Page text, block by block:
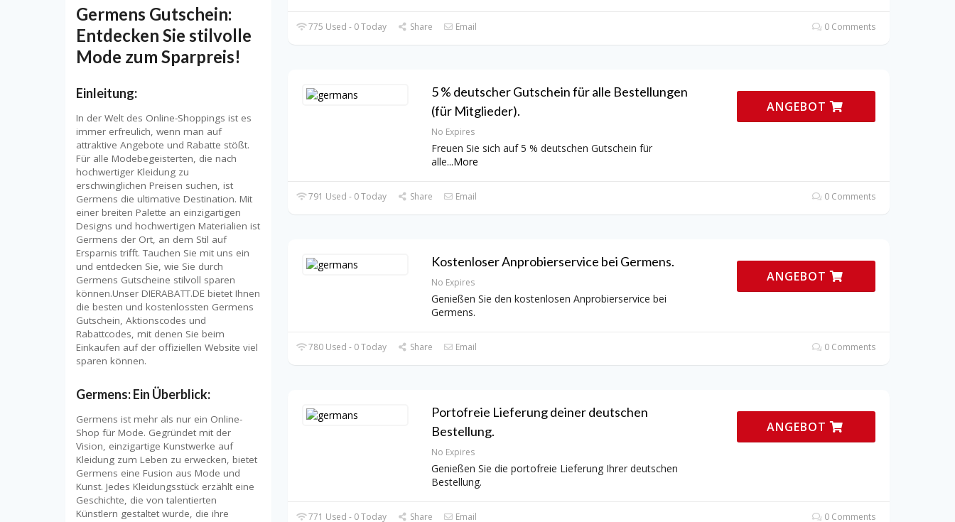
775 Used - 0 Today Share Email 0 Comments
5 % deutscher Gutschein für alle Bestellungen
(für Mitglieder).
No Expires
Freuen Sie sich auf 5 % deutschen Gutschein für
alle...More
ANGEBOT
791 Used - 0 Today Share Email 0 Comments
Kostenloser Anprobierservice bei Germens.
No Expires
Genießen Sie den kostenlosen Anprobierservice bei
Germens.
ANGEBOT
780 Used - 0 Today Share Email 0 Comments
Portofreie Lieferung deiner deutschen
Bestellung.
No Expires
Genießen Sie die portofreie Lieferung Ihrer deutschen
Bestellung.
ANGEBOT
771 Used - 0 Today Share Email 0 Comments
Germens Gutschein:
Entdecken Sie stilvolle
Mode zum Sparpreis!
Einleitung:
In der Welt des Online-Shoppings ist es
immer erfreulich, wenn man auf
attraktive Angebote und Rabatte stößt.
Für alle Modebegeisterten, die nach
hochwertiger Kleidung zu
erschwinglichen Preisen suchen, ist
Germens die ultimative Destination. Mit
einer breiten Palette an einzigartigen
Designs und hochwertigen Materialien ist
Germens der Ort, an dem Stil auf
Ersparnis trifft. Tauchen Sie mit uns ein
und entdecken Sie, wie Sie durch
Germens Gutscheine stilvoll sparen
können.Unser DIERABATT.DE bietet Ihnen
die besten und kostenlossten Germens
Gutschein, Aktionscodes und
Rabattcodes, mit denen Sie beim
Einkaufen auf der offiziellen Website viel
sparen können.
Germens: Ein Überblick:
Germens ist mehr als nur ein Online-
Shop für Mode. Gegründet mit der
Vision, einzigartige Kunstwerke auf
Kleidung zum Leben zu erwecken, bietet
Germens eine Fusion aus Mode und
Kunst. Jedes Kleidungsstück erzählt eine
Geschichte, die von talentierten
Künstlern gestaltet wurde, die ihre